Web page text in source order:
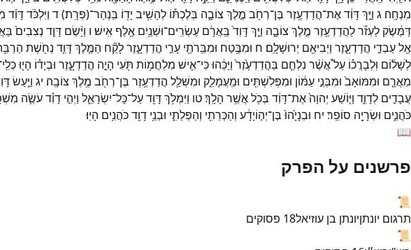
מִנְחָֽה׃ ג וַיַּ֣ךְדָּוִ֔דאֶת־הֲדַדְעֶ֥זֶר בֶּן־רְחֹ֖ב מֶ֣לֶךְ צוֹבָ֑ה בְּלֶכְתּ֕וֹ לְהָשִׁ֥יב יָד֖וֹ בִּֽנְהַר־(פְּרָֽת׃)ד וַיִּלְכֹּ֨דדָּוִ֜ד
דַּמֶּ֔שֶׂק לַעְזֹ֕רלַהֲדַדְעֶ֖זֶר מֶ֣לֶךְ צוֹבָ֑ה וַיַּ֤ךְדָּוִד֙ בַּֽאֲרָ֔ם עֶשְׂרִֽים־וּשְׁנַ֥יִם אֶ֖לֶף אִֽישׁ׃ ו וַיָּ֨שֶׂם דָּוִ֤ד נְצִבִים֙
אֶ֖לעַבְדֵ֣י הֲדַדְעָ֑זֶר וַיְבִיאֵ֖ם יְרוּשָׁלִָֽם׃ ח וּמִבֶּ֥טַח וּמִבֵּֽרֹתַ֖י עָרֵ֣י הֲדַדְעָ֑זֶרלָקַ֞ח הַמֶּ֧לֶךְדָּוִ֛ד נְחֹ֖שֶׁת
לְשָׁל֜וֹם וּֽלְבָרֲכ֗וֹ עַל֩אֲשֶׁ֨ר נִלְחַ֤ם בַּהֲדַדְעֶ֙זֶר֙ וַיַּכֵּ֔הוּכִּי־אִ֛ישׁ מִלְחֲמ֥וֹת תֹּ֖עִי הָיָ֣ה הֲדַדְעָ֑זֶר וּבְיָד֗וֹ הָי֛וּ
מֵאֲרָ֤ם וּמִמּוֹאָב֙ וּמִבְּנֵ֣י עַמּ֔וֹן וּמִפְּלִשְׁתִּ֖ים וּמֵֽעֲמָלֵ֑ק וּמִשְּׁלַ֛ל הֲדַדְעֶ֥זֶר בֶּן־רְחֹ֖ב מֶ֥לֶךְ צוֹבָֽה׃ יג וַיַּ֤עַשׂ
עֲבָדִ֣ים לְדָוִ֑ד וַיּ֤וֹשַׁע יְהוָה֙אֶת־דָּוִ֔ד בְּכֹ֖לאֲשֶׁ֥ר הָלָֽךְ׃טו וַיִּמְלֹ֥ךְדָּוִ֖דעַל־כָּל־יִשְׂרָאֵ֑ל וַיְהִ֣י דָוִ֗דעֹשֶׂ֛ה
כֹּהֲנִ֑ים וּשְׂרָיָ֖ה סוֹפֵֽר׃ יח וּבְנָיָ֙הוּ֙ בֶּן־יְה֣וֹיָדָ֔ע וְהַכְּרֵתִ֖י וְהַפְּלֵתִ֑י וּבְנֵ֥י דָוִ֖דכֹּהֲנִ֥ים הָיֽוּ׃
📖
פרשנים על הפרק
📜
תרגום יונתןיונתן בן עוזיאל18 פסוקים
📜